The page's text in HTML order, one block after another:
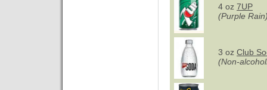
4 oz 7UP
(Purple
3 oz Club
(Non-